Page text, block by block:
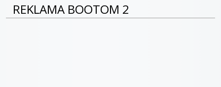
REKLAMA BOOTOM 2